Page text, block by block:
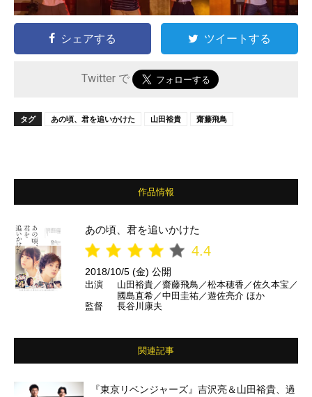
シェアする ツイートする
Twitter で
タグ あの頃、君を追いかけた 山田裕貴 齋藤飛鳥
作品情報
あの頃、君を追いかけた
4.4
2018/10/5 (金) 公開
出演
山田裕貴／齋藤飛鳥／松本穂香／佐久本宝／
國島直希／中田圭祐／遊佐亮介 ほか
監督
長谷川康夫
関連記事
『東京リベンジャーズ』吉沢亮＆山田裕貴、過